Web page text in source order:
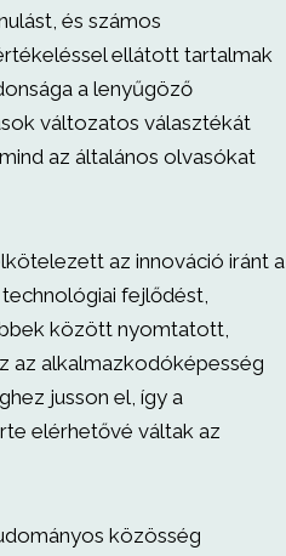
és számos
ellátott tartalmak
a lenyűgöző
változatos választékát
az általános olvasókat
az innováció iránt a
fejlődést,
között nyomtatott,
az alkalmazkodóképesség
jusson el, így a
elérhetővé váltak az
közösség